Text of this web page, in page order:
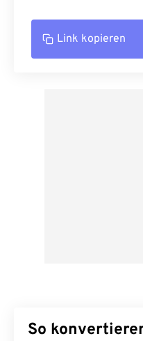
Link kopieren
So